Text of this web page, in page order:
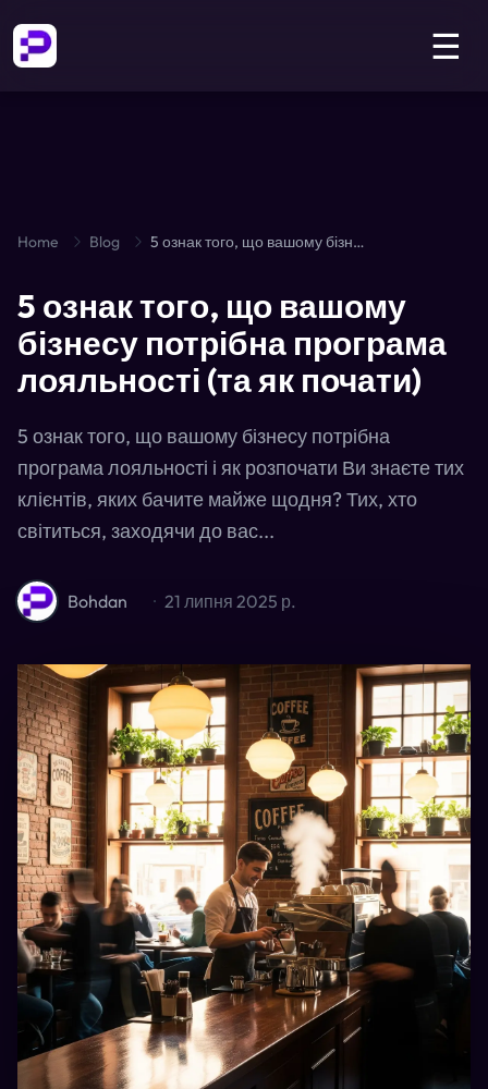
☰
Home Blog 5 ознак того, що вашому бізнесу потрібна програма лояльності (та як почати)
5 ознак того, що вашому
бізнесу потрібна програма
лояльності (та як почати)
5 ознак того, що вашому бізнесу потрібна
програма лояльності і як розпочати Ви знаєте тих
клієнтів, яких бачите майже щодня? Тих, хто
світиться, заходячи до вас...
Bohdan · 21 липня 2025 р.